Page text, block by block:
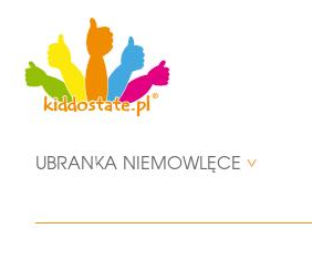
UBRANKA NIEMOWLĘCE